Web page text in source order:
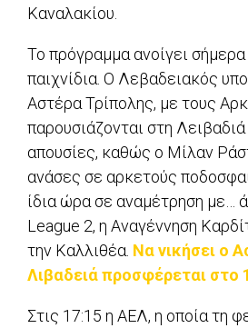
Καναλακίου.
Το πρόγραμμα ανοίγει
παιχνίδια. Ο Λεβαδειακός
Αστέρα Τρίπολης, με τους
παρουσιάζονται στη
απουσίες, καθώς ο Μίλαν
ανάσες σε αρκετούς
ίδια ώρα σε αναμέτρηση με…
League 2, η Αναγέννηση
την Καλλιθέα. Να νικήσει ο
Λιβαδειά προσφέρεται στο
Στις 17:15 η ΑΕΛ, η οποία τη